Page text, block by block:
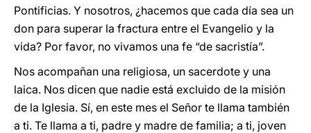
Pontificias. Y nosotros, ¿hacemos que cada día sea un
don para superar la fractura entre el Evangelio y la
vida? Por favor, no vivamos una fe “de sacristía”.
Nos acompañan una religiosa, un sacerdote y una
laica. Nos dicen que nadie está excluido de la misión
de la Iglesia. Sí, en este mes el Señor te llama también
a ti. Te llama a ti, padre y madre de familia; a ti, joven